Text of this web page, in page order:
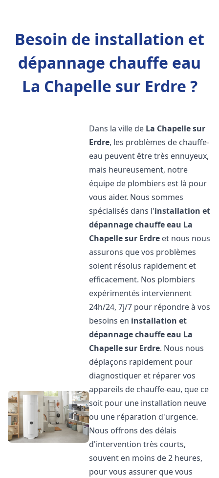
Besoin de installation et
dépannage chauffe eau
La Chapelle sur Erdre ?
Dans la ville de La Chapelle sur
Erdre, les problèmes de chauffe-
eau peuvent être très ennuyeux,
mais heureusement, notre
équipe de plombiers est là pour
vous aider. Nous sommes
spécialisés dans l'installation et
dépannage chauffe eau La
Chapelle sur Erdre et nous nous
assurons que vos problèmes
soient résolus rapidement et
efficacement. Nos plombiers
expérimentés interviennent
24h/24, 7j/7 pour répondre à vos
besoins en installation et
dépannage chauffe eau La
Chapelle sur Erdre. Nous nous
déplaçons rapidement pour
diagnostiquer et réparer vos
appareils de chauffe-eau, que ce
soit pour une installation neuve
ou une réparation d'urgence.
Nous offrons des délais
d'intervention très courts,
souvent en moins de 2 heures,
pour vous assurer que vous